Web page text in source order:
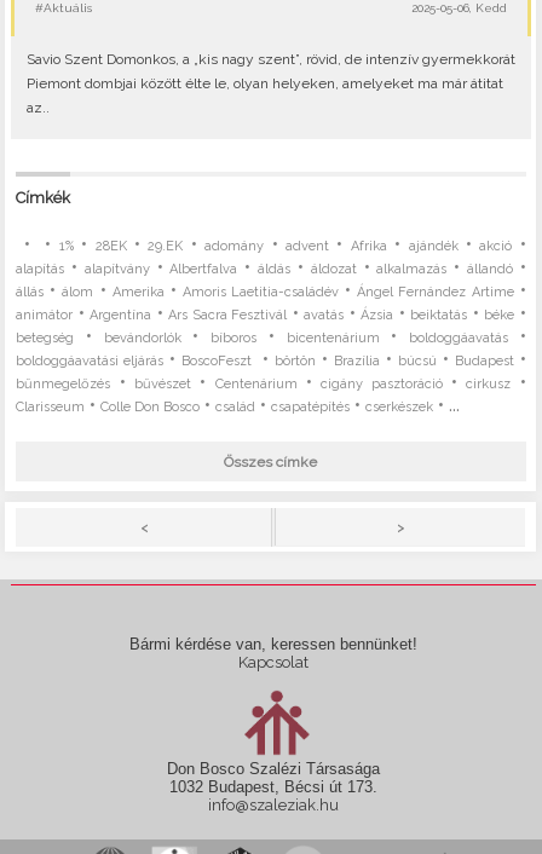
#Aktuális 2025-05-06, Kedd
Savio Szent Domonkos, a „kis nagy szent”, rövid, de intenzív gyermekkorát
Piemont dombjai között élte le, olyan helyeken, amelyeket ma már átitat
az..
Címkék
• • 1%• 28EK•29.EK •adomány •advent • Afrika • ajándék•akció •
alapítás • alapítvány•Albertfalva •áldás • áldozat •alkalmazás • állandó•
állás •álom • Amerika • Amoris Laetitia-családév •Ángel Fernández Artime•
animátor •Argentína •Ars Sacra Fesztivál •avatás •Ázsia • beiktatás • béke •
betegség • bevándorlók• bíboros • bicentenárium • boldoggáavatás•
boldoggáavatási eljárás • BoscoFeszt • börtön • Brazília • búcsú • Budapest •
bűnmegelőzés • bűvészet • Centenárium •cigány pasztoráció•cirkusz •
Clarisseum •Colle Don Bosco •család •csapatépítés •cserkészek • ...
Összes címke
< >
Bármi kérdése van, keressen bennünket!
Kapcsolat
Don Bosco Szalézi Társasága
1032 Budapest, Bécsi út 173.
info@szaleziak.hu